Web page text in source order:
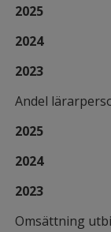
2025
2024
2023
Andel
2025
2024
2023
Omsättning